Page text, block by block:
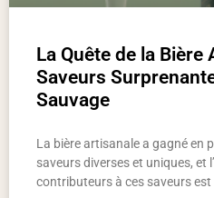
La Quête de la
Saveurs
Sauvage
La bière artisanale a gagné en
saveurs diverses et uniques, et
contributeurs à ces saveurs est